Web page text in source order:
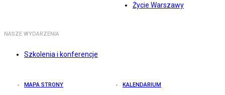
Życie Warszawy
NASZE WYDARZENIA
Szkolenia i konferencje
MAPA STRONY KALENDARIUM